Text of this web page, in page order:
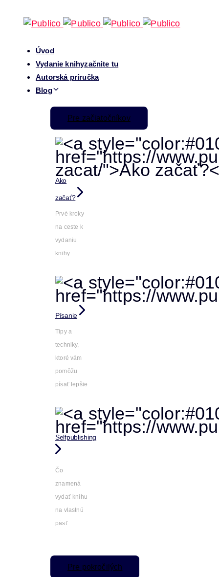
Úvod
Vydanie knihyzačnite tu
Autorská príručka
Blog
Pre začiatočníkov
Ako
začať?
Prvé kroky
na ceste k
vydaniu
knihy
Písanie
Tipy a
techniky,
ktoré vám
pomôžu
písať lepšie
Selfpublishing
Čo
znamená
vydať knihu
na vlastnú
päsť
Pre pokročilých